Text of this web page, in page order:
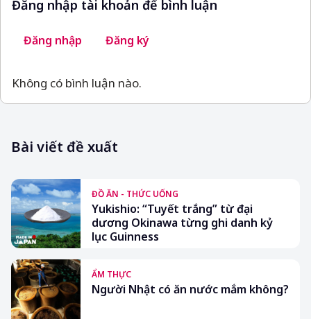
Đăng nhập tài khoản để bình luận
Đăng nhập Đăng ký
Không có bình luận nào.
Bài viết đề xuất
ĐỒ ĂN - THỨC UỐNG
Yukishio: “Tuyết trắng” từ đại
dương Okinawa từng ghi danh kỷ
lục Guinness
ẨM THỰC
Người Nhật có ăn nước mắm không?